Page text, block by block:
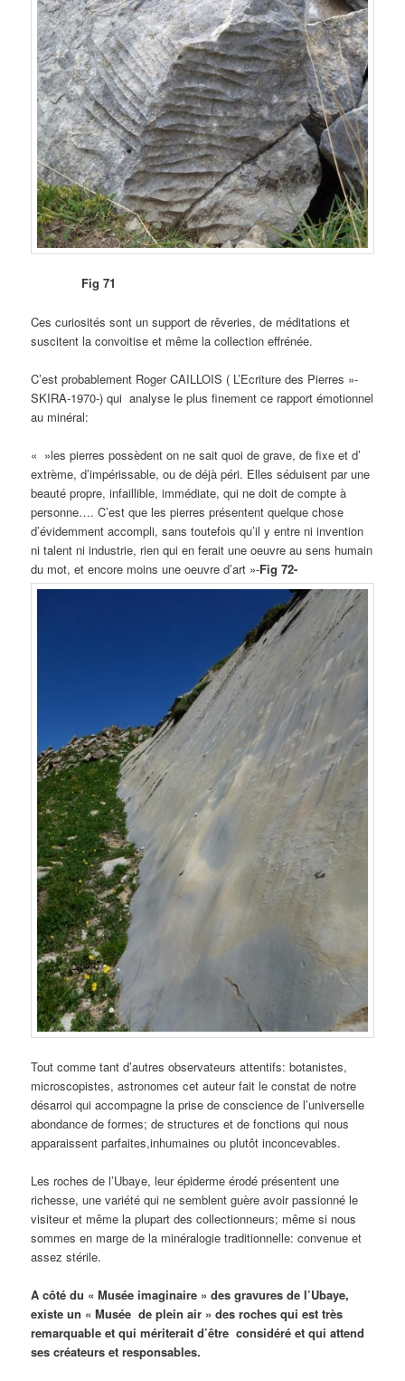
Fig 71
Ces curiosités sont un support de rêveries, de méditations et
suscitent la convoitise et même la collection effrénée.
C’est probablement Roger CAILLOIS ( L’Ecriture des Pierres »-
SKIRA-1970-) qui analyse le plus finement ce rapport émotionnel
au minéral:
« »les pierres possèdent on ne sait quoi de grave, de fixe et d’
extrème, d’impérissable, ou de déjà péri. Elles séduisent par une
beauté propre, infaillible, immédiate, qui ne doit de compte à
personne…. C’est que les pierres présentent quelque chose
d’évidemment accompli, sans toutefois qu’il y entre ni invention
ni talent ni industrie, rien qui en ferait une oeuvre au sens humain
du mot, et encore moins une oeuvre d’art »-Fig 72-
Tout comme tant d’autres observateurs attentifs: botanistes,
microscopistes, astronomes cet auteur fait le constat de notre
désarroi qui accompagne la prise de conscience de l’universelle
abondance de formes; de structures et de fonctions qui nous
apparaissent parfaites,inhumaines ou plutôt inconcevables.
Les roches de l’Ubaye, leur épiderme érodé présentent une
richesse, une variété qui ne semblent guère avoir passionné le
visiteur et même la plupart des collectionneurs; même si nous
sommes en marge de la minéralogie traditionnelle: convenue et
assez stérile.
A côté du « Musée imaginaire » des gravures de l’Ubaye,
existe un « Musée de plein air » des roches qui est très
remarquable et qui mériterait d’être considéré et qui attend
ses créateurs et responsables.